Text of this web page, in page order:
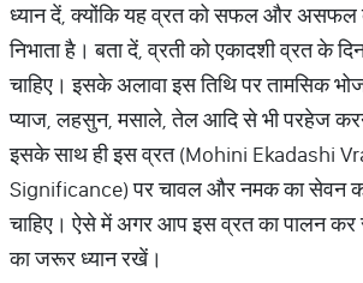
ध्यान दें, क्योंकि यह व्रत को सफल और असफल
निभाता है। बता दें, व्रती को एकादशी व्रत के
चाहिए। इसके अलावा इस तिथि पर तामसिक
प्याज, लहसुन, मसाले, तेल आदि से भी परहेज
इसके साथ ही इस व्रत (Mohini Ekadashi
Significance) पर चावल और नमक का सेवन
चाहिए। ऐसे में अगर आप इस व्रत का पालन कर
का जरूर ध्यान रखें।